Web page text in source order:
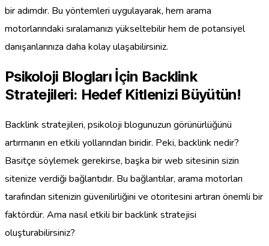
bir adımdır. Bu yöntemleri uygulayarak, hem arama
motorlarındaki sıralamanızı yükseltebilir hem de potansiyel
danışanlarınıza daha kolay ulaşabilirsiniz.
Psikoloji Blogları İçin Backlink
Stratejileri: Hedef Kitlenizi Büyütün!
Backlink stratejileri, psikoloji blogunuzun görünürlüğünü
artırmanın en etkili yollarından biridir. Peki, backlink nedir?
Basitçe söylemek gerekirse, başka bir web sitesinin sizin
sitenize verdiği bağlantıdır. Bu bağlantılar, arama motorları
tarafından sitenizin güvenilirliğini ve otoritesini artıran önemli bir
faktördür. Ama nasıl etkili bir backlink stratejisi
oluşturabilirsiniz?